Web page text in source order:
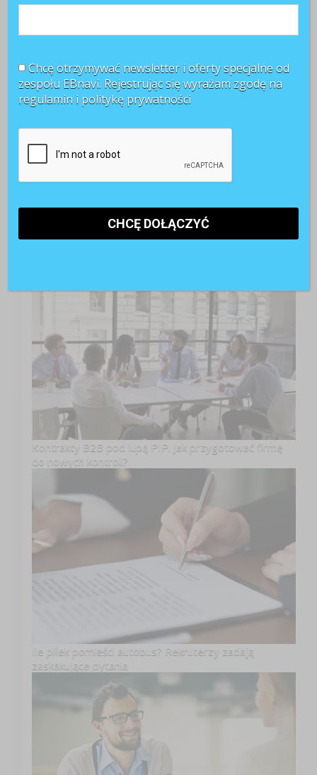
TOP 3 miesiąca
Kontrakty B2B pod lupą PIP. Jak przygotować firmę
do nowych kontroli?
Ile piłek pomieści autobus? Rekruterzy zadają
zaskakujące pytania
Chcę otrzymywać newsletter i oferty specjalne od
zespołu EBnavi. Rejestrując się wyrażam zgodę na
regulamin i politykę prywatności